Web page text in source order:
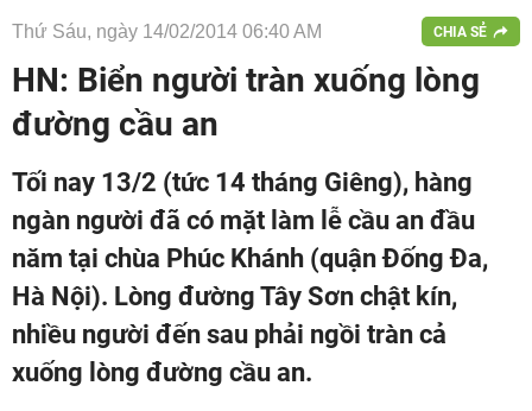
Thứ Sáu, ngày 14/02/2014 06:40 AM CHIA SẺ
HN: Biển người tràn xuống lòng
đường cầu an
Tối nay 13/2 (tức 14 tháng Giêng), hàng
ngàn người đã có mặt làm lễ cầu an đầu
năm tại chùa Phúc Khánh (quận Đống Đa,
Hà Nội). Lòng đường Tây Sơn chật kín,
nhiều người đến sau phải ngồi tràn cả
xuống lòng đường cầu an.